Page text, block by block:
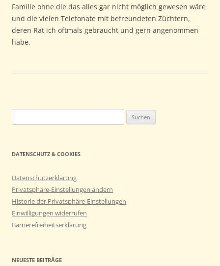
Familie ohne die das alles gar nicht möglich gewesen wäre
und die vielen Telefonate mit befreundeten Züchtern,
deren Rat ich oftmals gebraucht und gern angenommen
habe.
nach:
DATENSCHUTZ & COOKIES
Datenschutzerklärung
Privatsphäre-Einstellungen ändern
Historie der Privatsphäre-Einstellungen
Einwilligungen widerrufen
Barrierefreiheitserklärung
NEUESTE BEITRÄGE